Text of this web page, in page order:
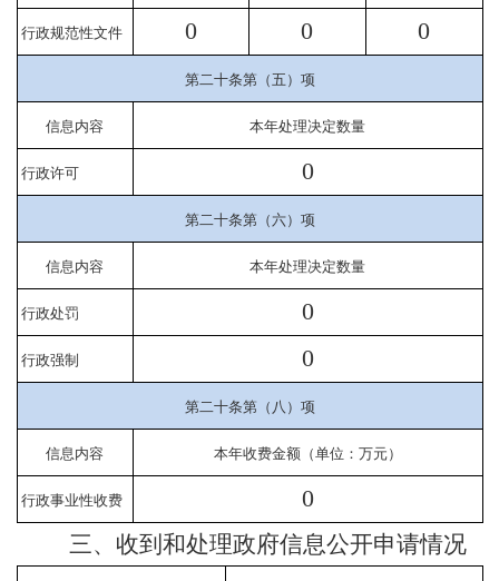
行政规范性文件 0 0 0
第二十条第（五）项
信息内容 本年处理决定数量
行政许可 0
第二十条第（六）项
信息内容 本年处理决定数量
行政处罚 0
行政强制 0
第二十条第（八）项
信息内容 本年收费金额（单位：万元）
行政事业性收费
0
三、收到和处理政府信息公开申请情况